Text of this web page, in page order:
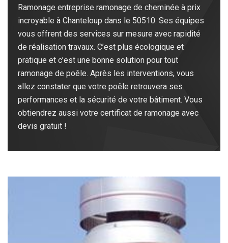
Ramonage entreprise ramonage de cheminée à prix
incroyable à Chanteloup dans le 50510. Ses équipes
vous offrent des services sur mesure avec rapidité
de réalisation travaux. C’est plus écologique et
pratique et c’est une bonne solution pour tout
ramonage de poêle. Après les interventions, vous
allez constater que votre poêle retrouvera ses
performances et la sécurité de votre bâtiment. Vous
obtiendrez aussi votre certificat de ramonage avec
devis gratuit !